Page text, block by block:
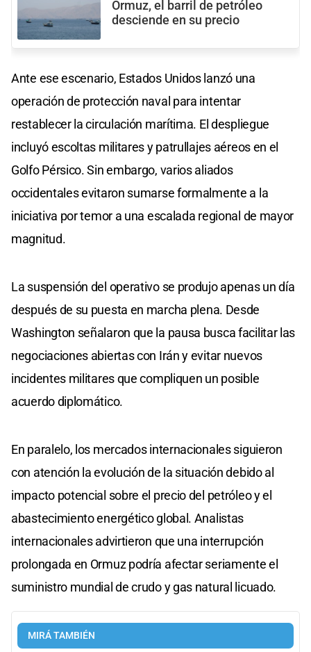
Ormuz, el barril de petróleo
desciende en su precio
Ante ese escenario, Estados Unidos lanzó una
operación de protección naval para intentar
restablecer la circulación marítima. El despliegue
incluyó escoltas militares y patrullajes aéreos en el
Golfo Pérsico. Sin embargo, varios aliados
occidentales evitaron sumarse formalmente a la
iniciativa por temor a una escalada regional de mayor
magnitud.
La suspensión del operativo se produjo apenas un día
después de su puesta en marcha plena. Desde
Washington señalaron que la pausa busca facilitar las
negociaciones abiertas con Irán y evitar nuevos
incidentes militares que compliquen un posible
acuerdo diplomático.
En paralelo, los mercados internacionales siguieron
con atención la evolución de la situación debido al
impacto potencial sobre el precio del petróleo y el
abastecimiento energético global. Analistas
internacionales advirtieron que una interrupción
prolongada en Ormuz podría afectar seriamente el
suministro mundial de crudo y gas natural licuado.
MIRÁ TAMBIÉN